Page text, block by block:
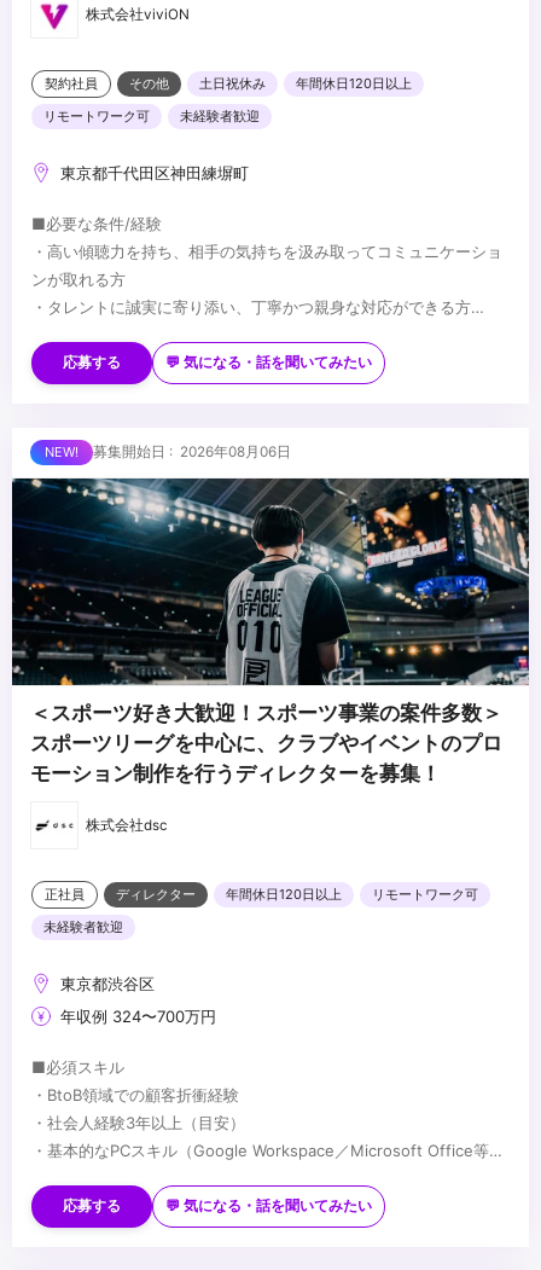
株式会社viviON
契約社員 その他 土日祝休み
年間休日120日以上
リモートワーク可
未経験者歓迎
東京都千代田区神田練塀町
■必要な条件/経験
・高い傾聴力を持ち、相手の気持ちを汲み取ってコミュニケーショ
ンが取れる方
・タレントに誠実に寄り添い、丁寧かつ親身な対応ができる方
意
・基本的なPCスキルおよびビジネスマナー
└タレントマネージャーないしはviviON、エンタメ業界へ挑戦し
たい理由
└今までの経験から、タレントマネージャー職に活かせそうな点
・業界を問わず、メンバーのマネジメントや育成に携わった経験
・販売、接客、営業など、対人折衝や顧客対応の経験
力が求められる業務経験
・YouTubeのトレンドや動画制作に関する知見
...
応募する 💬 気になる・話を聞いてみたい
募集開始日 : 2026年08月06日
＜スポーツ好き大歓迎！スポーツ事業の案件多数＞
スポーツリーグを中心に、クラブやイベントのプロ
モーション制作を行うディレクターを募集！
株式会社dsc
正社員 ディレクター 年間休日120日以上
リモートワーク可
未経験者歓迎
東京都渋谷区
年収例 324〜700万円
■必須スキル
・BtoB領域での顧客折衝経験
・社会人経験3年以上（目安）
・基本的なPCスキル（Google Workspace／Microsoft Office等）
・企業のSNSアカウントの企画・運用
・Google Analyticsなどを用いた数値分析の経験
応募する 💬 気になる・話を聞いてみたい